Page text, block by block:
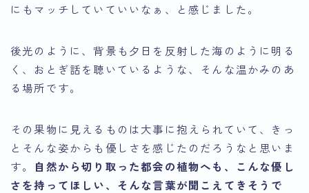
にもマッチしていていいなぁ、と感じました。
後光のように、背景も夕日を反射した海のように明る
く、おとぎ話を聴いているような、そんな温かみのあ
る場所です。
その果物に見えるものは大事に抱えられていて、きっ
とそんな姿からも優しさを感じたのだろうなと思いま
す。
自然から切り取った都会の植物へも、こんな優し
さを持ってほしい、そんな言葉が聞こえてきそうで